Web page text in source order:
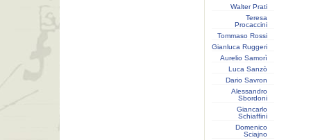
Walter Prati
Teresa
Procaccini
Tommaso Rossi
Gianluca Ruggeri
Aurelio Samorì
Luca Sanzò
Dario Savron
Alessandro
Sbordoni
Giancarlo
Schiaffini
Domenico
Sciajno